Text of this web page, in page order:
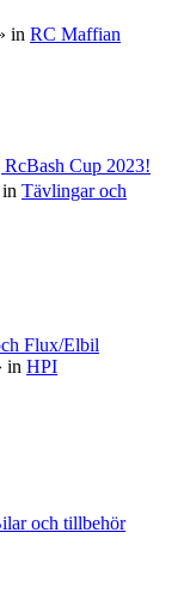
in RC Maffian
Cup 2023!
Tävlingar och
Flux/Elbil
in HPI
och tillbehör